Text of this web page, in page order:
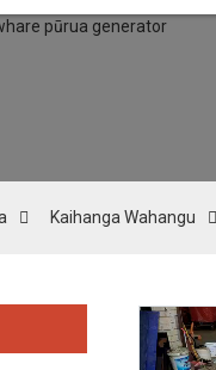
Kaihanga Wahangu